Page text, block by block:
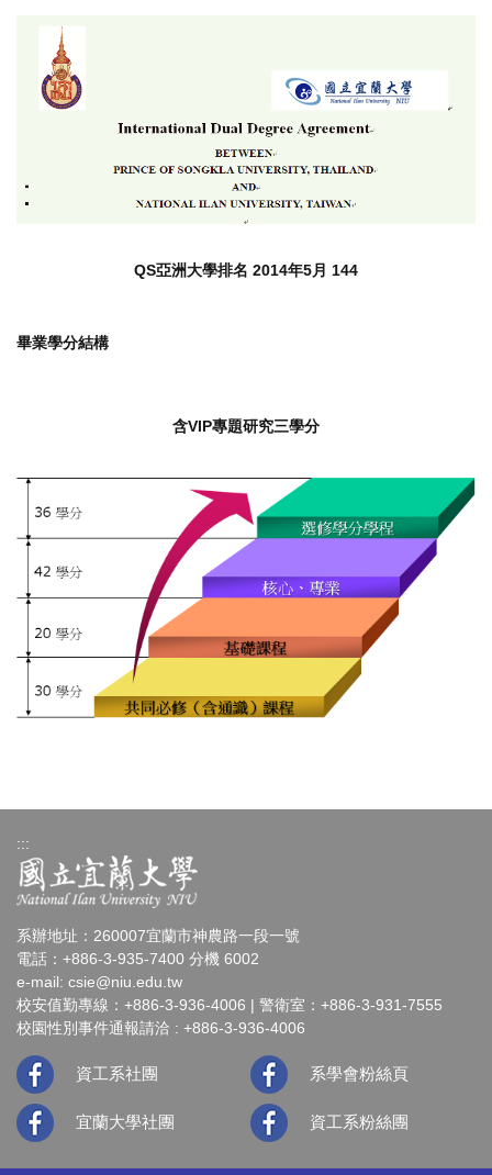
QS亞洲大學排名 2014年5月 144
畢業學分結構
含VIP專題研究三學分
:::
系辦地址：260007宜蘭市神農路一段一號
電話：+886-3-935-7400 分機 6002
e-mail: csie@niu.edu.tw
校安值勤專線：+886-3-936-4006 | 警衛室：+886-3-931-7555
校園性別事件通報請洽 : +886-3-936-4006
資工系社團 系學會粉絲頁
宜蘭大學社團 資工系粉絲團